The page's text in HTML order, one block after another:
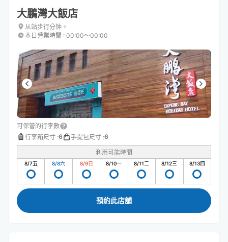
大鵬灣大飯店
从站步行分钟。
本日營業時間 : 00:00〜00:00
可保管的行李數
行李箱尺寸 :6 手提包尺寸 :6
利用可能時間
8/7五 8/8六 8/9日 8/10一 8/11二 8/12三 8/13四
預約此店舖